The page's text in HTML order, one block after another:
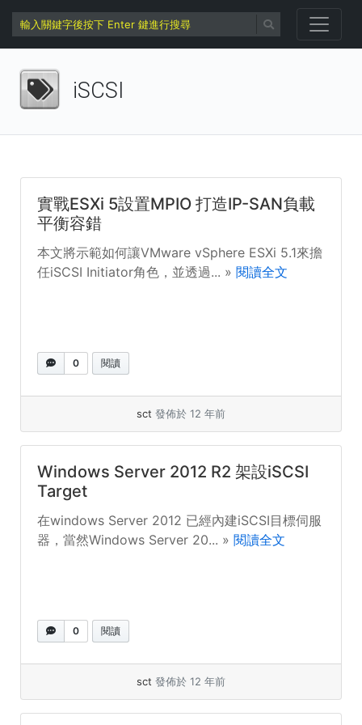
iSCSI
實戰ESXi 5設置MPIO 打造IP-SAN負載
平衡容錯
本文將示範如何讓VMware vSphere ESXi 5.1來擔
任iSCSI Initiator角色，並透過... » 閱讀全文
0 閱讀
sct 發佈於 12 年前
Windows Server 2012 R2 架設iSCSI
Target
在windows Server 2012 已經內建iSCSI目標伺服
器，當然Windows Server 20... » 閱讀全文
0 閱讀
sct 發佈於 12 年前